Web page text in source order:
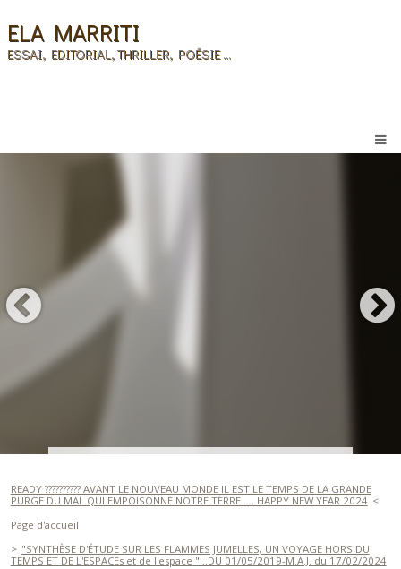
ELA MARRITI
ESSAI, EDITORIAL, THRILLER, POÉSIE ...
READY ?????????? AVANT LE NOUVEAU MONDE IL EST LE TEMPS DE LA GRANDE
PURGE DU MAL QUI EMPOISONNE NOTRE TERRE .... HAPPY NEW YEAR 2024
Page d'accueil
"SYNTHÈSE D'ÉTUDE SUR LES FLAMMES JUMELLES, UN VOYAGE HORS DU
TEMPS ET DE L'ESPACEs et de l'espace "...DU 01/05/2019-M.A.J. du 17/02/2024